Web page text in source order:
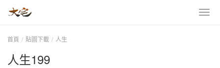
首頁 貼圖下載 人生
人生199